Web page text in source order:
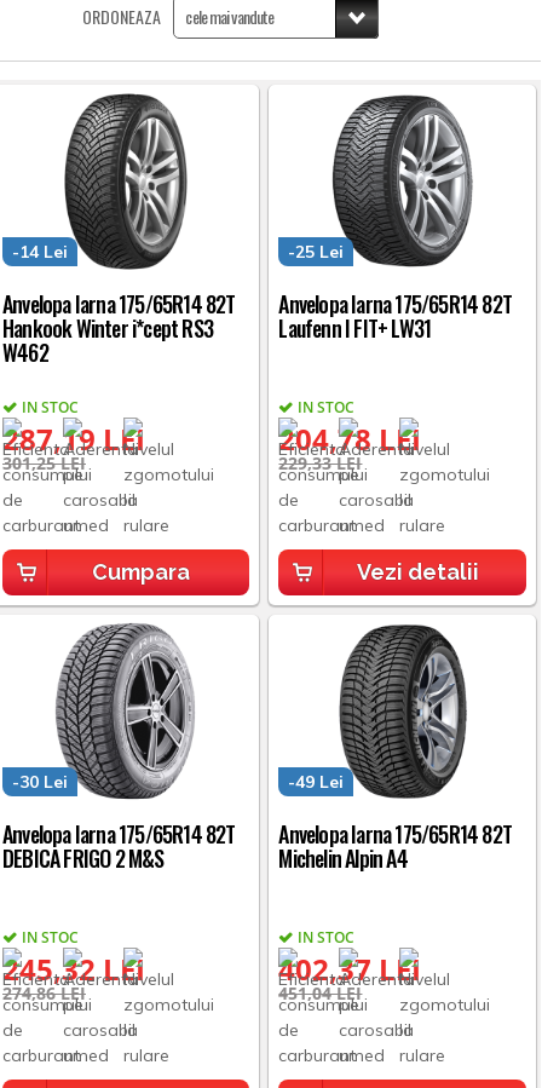
ORDONEAZA
Anvelopa Iarna 175/65R14 82T
Hankook Winter i*cept RS3
W462
IN STOC
287,19 LEI
-14 Lei
301,25 LEI
Cumpara
Anvelopa Iarna 175/65R14 82T
Laufenn I FIT+ LW31
IN STOC
204,78 LEI
-25 Lei
229,33 LEI
Vezi detalii
Anvelopa Iarna 175/65R14 82T
DEBICA FRIGO 2 M&S
IN STOC
245,32 LEI
-30 Lei
274,86 LEI
Anvelopa Iarna 175/65R14 82T
Michelin Alpin A4
IN STOC
402,37 LEI
-49 Lei
451,04 LEI